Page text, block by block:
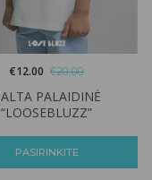
PALAIDINĖ
“LOOSEBLUZZ”
€12.00 €20.00
PASIRINKITE